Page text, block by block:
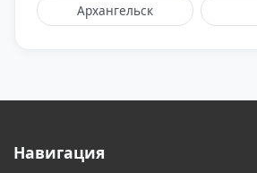
Архангельск
Белореченск
Навигация